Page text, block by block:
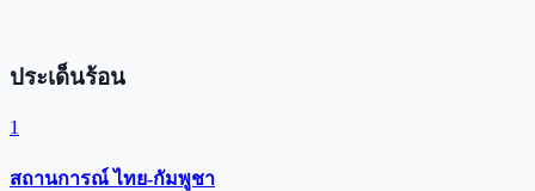
ประเด็นร้อน
1
สถานการณ์ ไทย-กัมพูชา